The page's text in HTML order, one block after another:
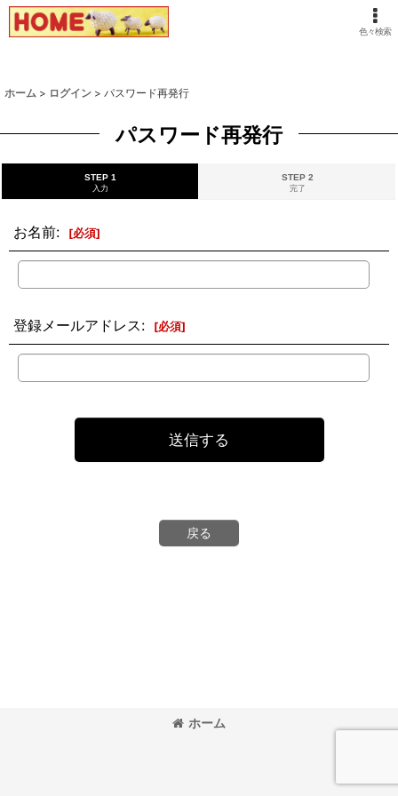
色々検索
ホーム > ログイン > パスワード再発行
パスワード再発行
STEP 1
入力
STEP 2
完了
お名前: [必須]
登録メールアドレス: [必須]
送信する
戻る
ホーム